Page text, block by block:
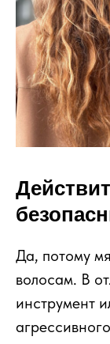
Да, потому
волосам. В
инструмент